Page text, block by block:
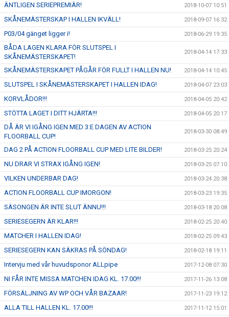
ÄNTLIGEN SERIEPREMIÄR! 2018-10-07 10:51
SKÅNEMÄSTERSKAP I HALLEN IKVÄLL! 2018-09-07 16:32
P03/04 gänget ligger i! 2018-06-29 19:35
BÅDA LAGEN KLARA FÖR SLUTSPEL I
SKÅNEMÄSTERSKAPET!
2018-04-14 17:33
SKÅNEMÄSTERSKAPET PÅGÅR FÖR FULLT I HALLEN NU! 2018-04-14 10:45
SLUTSPEL I SKÅNEMÄSTERSKAPET I HALLEN IDAG! 2018-04-07 23:03
KORVLÅDOR!!! 2018-04-05 20:42
STÖTTA LAGET I DITT HJÄRTA!!! 2018-04-05 20:17
DÅ ÄR VI IGÅNG IGEN MED 3:E DAGEN AV ACTION
FLOORBALL CUP!
2018-03-30 08:49
DAG 2 PÅ ACTION FLOORBALL CUP MED LITE BILDER! 2018-03-25 20:24
NU DRAR VI STRAX IGÅNG IGEN! 2018-03-25 07:10
VILKEN UNDERBAR DAG! 2018-03-24 20:38
ACTION FLOORBALL CUP IMORGON! 2018-03-23 19:35
SÄSONGEN ÄR INTE SLUT ÄNNU!!! 2018-03-18 20:08
SERIESEGERN ÄR KLAR!!! 2018-02-25 20:40
MATCHER I HALLEN IDAG! 2018-02-25 09:43
SERIESEGERN KAN SÄKRAS PÅ SÖNDAG! 2018-02-18 19:11
Intervju med vår huvudsponor ALLpipe 2017-12-08 07:30
NI FÅR INTE MISSA MATCHEN IDAG KL. 17.00!!! 2017-11-26 13:08
FÖRSÄLJNING AV WP OCH VÅR BAZAAR! 2017-11-23 19:12
ALLA TILL HALLEN KL. 17.00!!! 2017-11-12 15:01